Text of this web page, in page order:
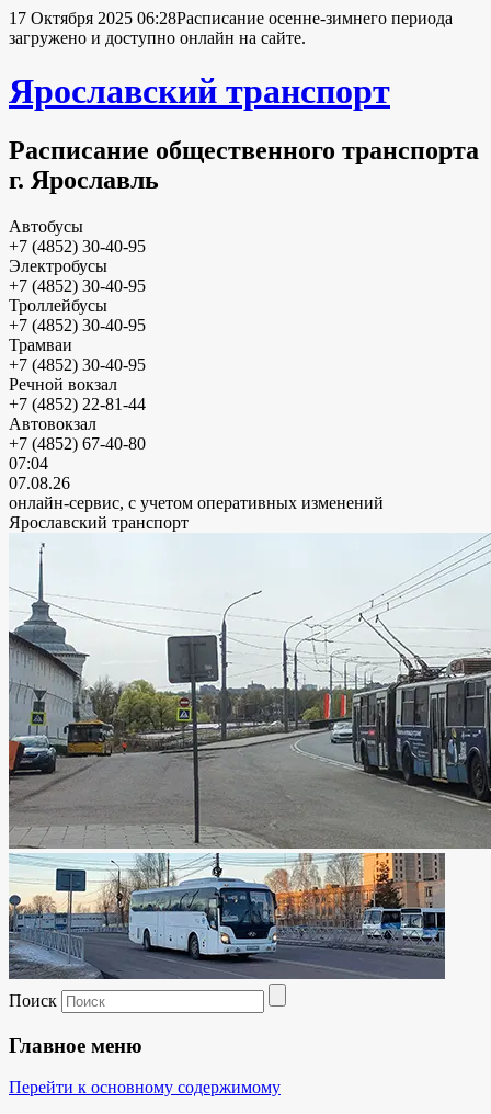
17 Октября 2025 06:28Расписание осенне-зимнего периода
загружено и доступно онлайн на сайте.
Ярославский транспорт
Расписание общественного транспорта
г. Ярославль
Автобусы
+7 (4852) 30-40-95
Электробусы
+7 (4852) 30-40-95
Троллейбусы
+7 (4852) 30-40-95
Трамваи
+7 (4852) 30-40-95
Речной вокзал
+7 (4852) 22-81-44
Автовокзал
+7 (4852) 67-40-80
07:04
07.08.26
онлайн-сервис, с учетом оперативных изменений
Ярославский транспорт
Поиск
Главное меню
Перейти к основному содержимому